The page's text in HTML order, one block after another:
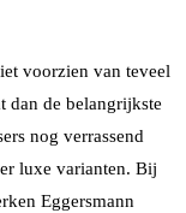
voorzien van teveel
dan de belangrijkste
nog verrassend
luxe varianten. Bij
Eggersmann